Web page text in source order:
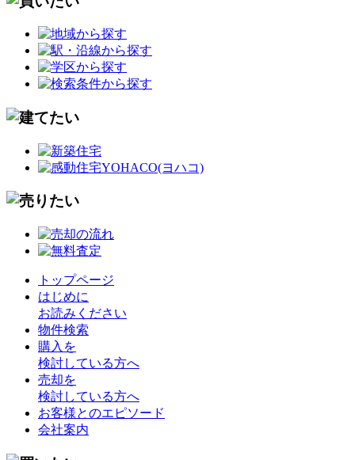
トップページ
はじめに
お読みください
物件検索
購入を
検討している方へ
売却を
検討している方へ
お客様とのエピソード
会社案内